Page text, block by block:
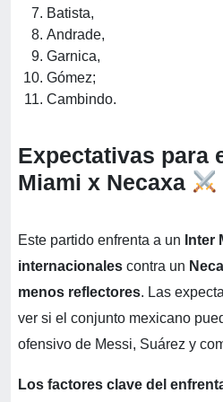
Batista,
Andrade,
Garnica,
Gómez;
Cambindo.
Expectativas para
Miami x Necaxa
Este partido enfrenta a un Inter
internacionales contra un
menos reflectores. Las
ver si el conjunto mexicano
ofensivo de Messi, Suárez y
Los factores clave del